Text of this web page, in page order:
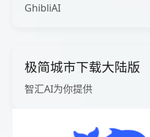
GhibliAI
极简城市下载大陆版
智汇AI为你提供